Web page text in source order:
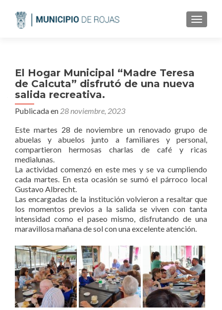
El Hogar Municipal “Madre Teresa
de Calcuta” disfrutó de una nueva
salida recreativa.
Publicada en 28 noviembre, 2023
Este martes 28 de noviembre un renovado grupo de
abuelas y abuelos junto a familiares y personal,
compartieron hermosas charlas de café y ricas
medialunas.
La actividad comenzó en este mes y se va cumpliendo
cada martes. En esta ocasión se sumó el párroco local
Gustavo Albrecht.
Las encargadas de la institución volvieron a resaltar que
los momentos previos a la salida se viven con tanta
intensidad como el paseo mismo, disfrutando de una
maravillosa mañana de sol con una excelente atención.